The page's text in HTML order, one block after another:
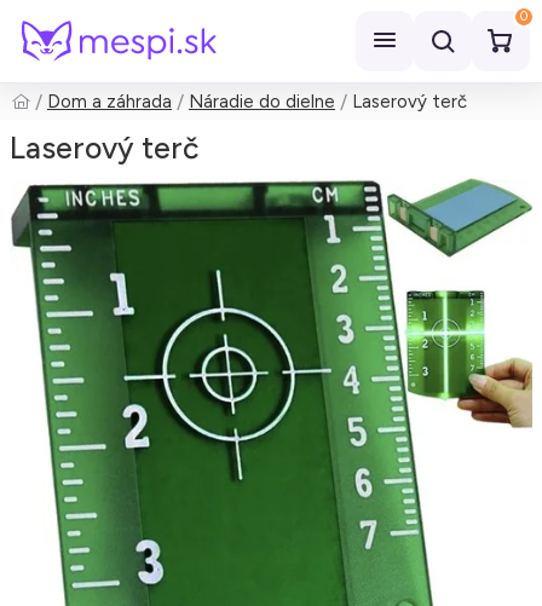
0
Hľadať
Dom a záhrada Náradie do dielne Laserový terč
Laserový terč